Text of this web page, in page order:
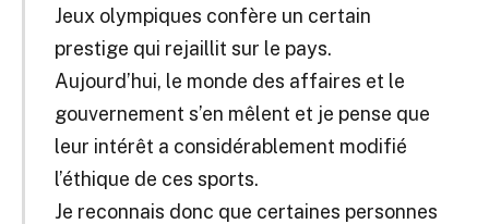
Jeux olympiques confère un certain
prestige qui rejaillit sur le pays.
Aujourd’hui, le monde des affaires et le
gouvernement s’en mêlent et je pense que
leur intérêt a considérablement modifié
l’éthique de ces sports.
Je reconnais donc que certaines personnes